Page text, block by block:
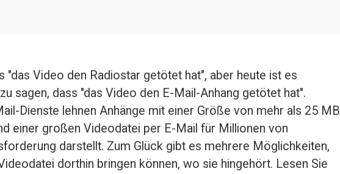
"das Video den Radiostar getötet hat", aber heute ist es
sagen, dass "das Video den E-Mail-Anhang getötet hat".
Dienste lehnen Anhänge mit einer Größe von mehr als 25 MB
einer großen Videodatei per E-Mail für Millionen von
darstellt. Zum Glück gibt es mehrere Möglichkeiten,
dorthin bringen können, wo sie hingehört. Lesen Sie